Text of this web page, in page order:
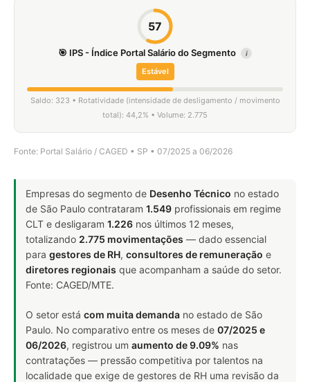
57
🎯 IPS - Índice Portal Salário do Segmento i
Estável
Saldo: 323 • Rotatividade (intensidade de desligamento / movimento
total): 44,2% • Volume: 2.775
Fonte: Portal Salário / CAGED • SP • 07/2025 a 06/2026
Empresas do segmento de Desenho Técnico no estado
de São Paulo contrataram 1.549 profissionais em regime
CLT e desligaram 1.226 nos últimos 12 meses,
totalizando 2.775 movimentações — dado essencial
para gestores de RH, consultores de remuneração e
diretores regionais que acompanham a saúde do setor.
Fonte: CAGED/MTE.
O setor está com muita demanda no estado de São
Paulo. No comparativo entre os meses de 07/2025 e
06/2026, registrou um aumento de 9.09% nas
contratações — pressão competitiva por talentos na
localidade que exige de gestores de RH uma revisão da